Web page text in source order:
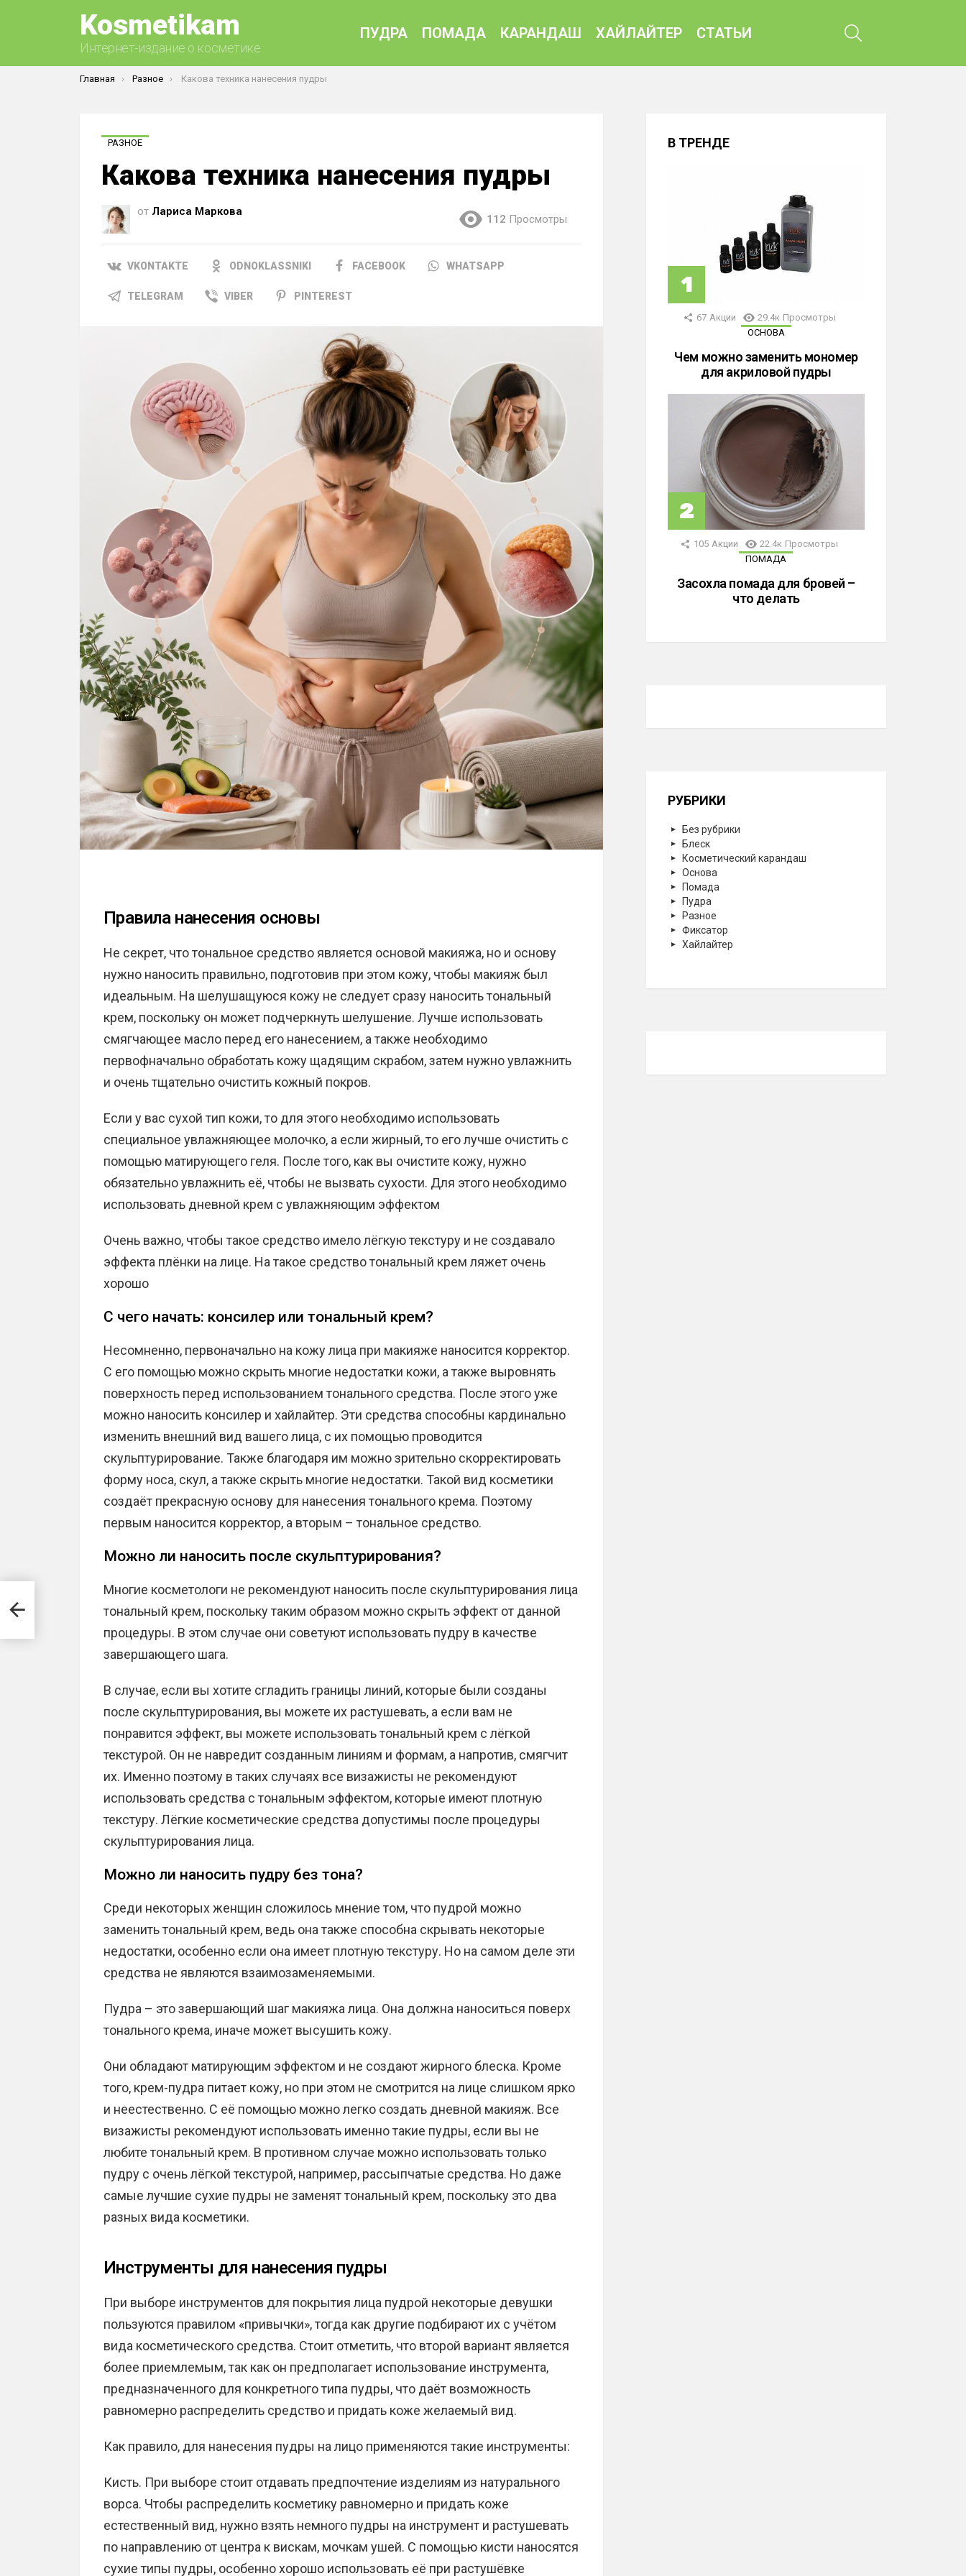
Kosmetikam
Интернет-издание о косметике
ПУДРА ПОМАДА КАРАНДАШ ХАЙЛАЙТЕР СТАТЬИ
Вы здесь:
Главная Разное Какова техника нанесения пудры
РАЗНОЕ
Какова техника нанесения пудры
от Лариса Маркова
112 Просмотры
VKONTAKTE ODNOKLASSNIKI FACEBOOK WHATSAPP
TELEGRAM VIBER PINTEREST
Правила нанесения основы
Не секрет, что тональное средство является основой макияжа, но и основу
нужно наносить правильно, подготовив при этом кожу, чтобы макияж был
идеальным. На шелушащуюся кожу не следует сразу наносить тональный
крем, поскольку он может подчеркнуть шелушение. Лучше использовать
смягчающее масло перед его нанесением, а также необходимо
первофначально обработать кожу щадящим скрабом, затем нужно увлажнить
и очень тщательно очистить кожный покров.
Если у вас сухой тип кожи, то для этого необходимо использовать
специальное увлажняющее молочко, а если жирный, то его лучше очистить с
помощью матирующего геля. После того, как вы очистите кожу, нужно
обязательно увлажнить её, чтобы не вызвать сухости. Для этого необходимо
использовать дневной крем с увлажняющим эффектом
Очень важно, чтобы такое средство имело лёгкую текстуру и не создавало
эффекта плёнки на лице. На такое средство тональный крем ляжет очень
хорошо
С чего начать: консилер или тональный крем?
Несомненно, первоначально на кожу лица при макияже наносится корректор.
С его помощью можно скрыть многие недостатки кожи, а также выровнять
поверхность перед использованием тонального средства. После этого уже
можно наносить консилер и хайлайтер. Эти средства способны кардинально
изменить внешний вид вашего лица, с их помощью проводится
скульптурирование. Также благодаря им можно зрительно скорректировать
форму носа, скул, а также скрыть многие недостатки. Такой вид косметики
создаёт прекрасную основу для нанесения тонального крема. Поэтому
первым наносится корректор, а вторым – тональное средство.
Можно ли наносить после скульптурирования?
Многие косметологи не рекомендуют наносить после скульптурирования лица
тональный крем, поскольку таким образом можно скрыть эффект от данной
процедуры. В этом случае они советуют использовать пудру в качестве
завершающего шага.
В случае, если вы хотите сгладить границы линий, которые были созданы
после скульптурирования, вы можете их растушевать, а если вам не
понравится эффект, вы можете использовать тональный крем с лёгкой
текстурой. Он не навредит созданным линиям и формам, а напротив, смягчит
их. Именно поэтому в таких случаях все визажисты не рекомендуют
использовать средства с тональным эффектом, которые имеют плотную
текстуру. Лёгкие косметические средства допустимы после процедуры
скульптурирования лица.
Можно ли наносить пудру без тона?
Среди некоторых женщин сложилось мнение том, что пудрой можно
заменить тональный крем, ведь она также способна скрывать некоторые
недостатки, особенно если она имеет плотную текстуру. Но на самом деле эти
средства не являются взаимозаменяемыми.
Пудра – это завершающий шаг макияжа лица. Она должна наноситься поверх
тонального крема, иначе может высушить кожу.
Они обладают матирующим эффектом и не создают жирного блеска. Кроме
того, крем-пудра питает кожу, но при этом не смотрится на лице слишком ярко
и неестественно. С её помощью можно легко создать дневной макияж. Все
визажисты рекомендуют использовать именно такие пудры, если вы не
любите тональный крем. В противном случае можно использовать только
пудру с очень лёгкой текстурой, например, рассыпчатые средства. Но даже
самые лучшие сухие пудры не заменят тональный крем, поскольку это два
разных вида косметики.
Инструменты для нанесения пудры
При выборе инструментов для покрытия лица пудрой некоторые девушки
пользуются правилом «привычки», тогда как другие подбирают их с учётом
вида косметического средства. Стоит отметить, что второй вариант является
более приемлемым, так как он предполагает использование инструмента,
предназначенного для конкретного типа пудры, что даёт возможность
равномерно распределить средство и придать коже желаемый вид.
Как правило, для нанесения пудры на лицо применяются такие инструменты:
Кисть. При выборе стоит отдавать предпочтение изделиям из натурального
ворса. Чтобы распределить косметику равномерно и придать коже
естественный вид, нужно взять немного пудры на инструмент и растушевать
по направлению от центра к вискам, мочкам ушей. С помощью кисти наносятся
сухие типы пудры, особенно хорошо использовать её при растушёвке
В ТРЕНДЕ
67 Акции 29.4к Просмотры
ОСНОВА
Чем можно заменить мономер
для акриловой пудры
105 Акции 22.4к Просмотры
ПОМАДА
Засохла помада для бровей –
что делать
РУБРИКИ
Без рубрики
Блеск
Косметический карандаш
Основа
Помада
Пудра
Разное
Фиксатор
Хайлайтер